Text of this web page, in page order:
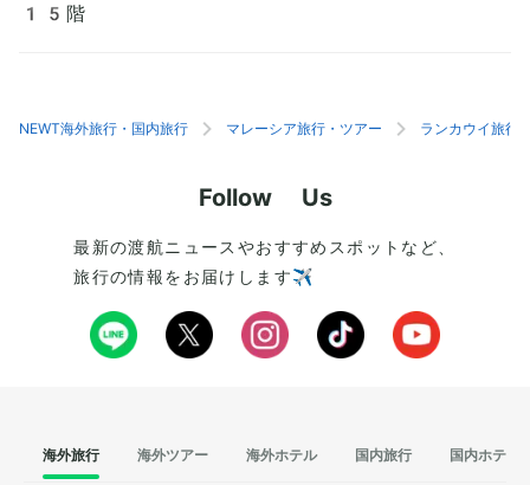
15階
NEWT海外旅行・国内旅行 マレーシア旅行・ツアー ランカウイ旅行
Follow Us
最新の渡航ニュースやおすすめスポットなど、
旅行の情報をお届けします✈️
海外旅行 海外ツアー 海外ホテル 国内旅行 国内ホテル